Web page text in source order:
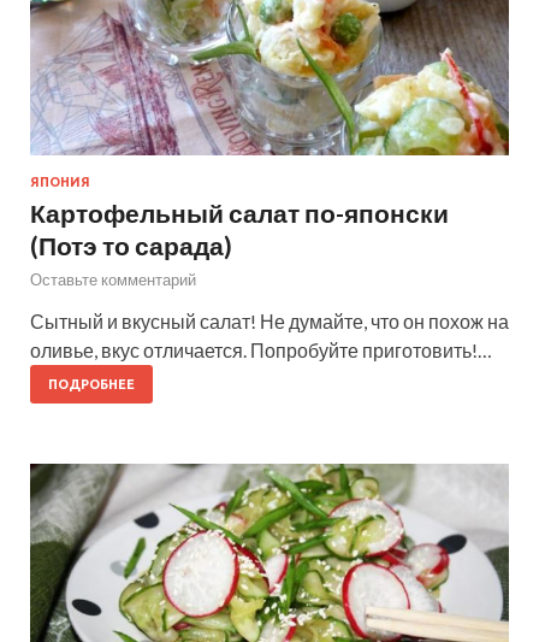
ЯПОНИЯ
Картофельный салат по-японски
(Потэ то сарада)
Оставьте комментарий
Сытный и вкусный салат! Не думайте, что он похож на
оливье, вкус отличается. Попробуйте приготовить!…
ПОДРОБНЕЕ